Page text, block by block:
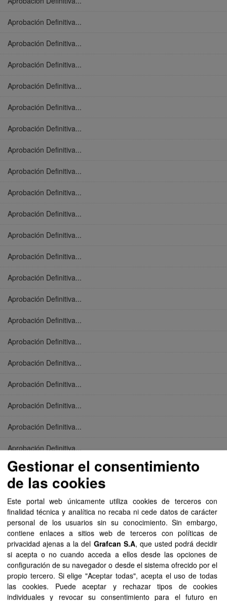
Aprobación Definitiva...
Aprobación Definitiva...
Aprobación Definitiva...
Aprobación Definitiva...
Aprobación Definitiva...
Aprobación Definitiva...
Aprobación Definitiva...
Aprobación Definitiva...
Aprobación Definitiva...
Aprobación Definitiva...
Aprobación Definitiva...
Aprobación Definitiva...
Aprobación Definitiva...
Aprobación Definitiva...
Aprobación Definitiva...
Aprobación Definitiva...
Aprobación Definitiva...
Aprobación Definitiva...
Aprobación Definitiva...
Aprobación Definitiva...
Aprobación Definitiva...
Aprobación Definitiva...
Aprobación Definitiva...
Aprobación Definitiva...
Aprobación Definitiva...
Aprobación Definitiva...
Aprobación Definitiva...
Aprobación Definitiva...
Gestionar el consentimiento
de las cookies
Este portal web únicamente utiliza cookies de terceros con
finalidad técnica y analítica no recaba ni cede datos de carácter
personal de los usuarios sin su conocimiento. Sin embargo,
contiene enlaces a sitios web de terceros con políticas de
privacidad ajenas a la del Grafcan S.A, que usted podrá decidir
si acepta o no cuando acceda a ellos desde las opciones de
configuración de su navegador o desde el sistema ofrecido por el
propio tercero. Si elige "Aceptar todas", acepta el uso de todas
las cookies. Puede aceptar y rechazar tipos de cookies
individuales y revocar su consentimiento para el futuro en